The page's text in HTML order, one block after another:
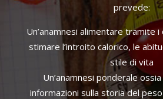
prevede:
Un’anamnesi alimentare tramite
stimare l’introito calorico, le
stile di vita
Un’anamnesi ponderale
informazioni sulla storia del